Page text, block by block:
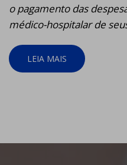
o pagamento das
médico-hospitalar de
LEIA MAIS